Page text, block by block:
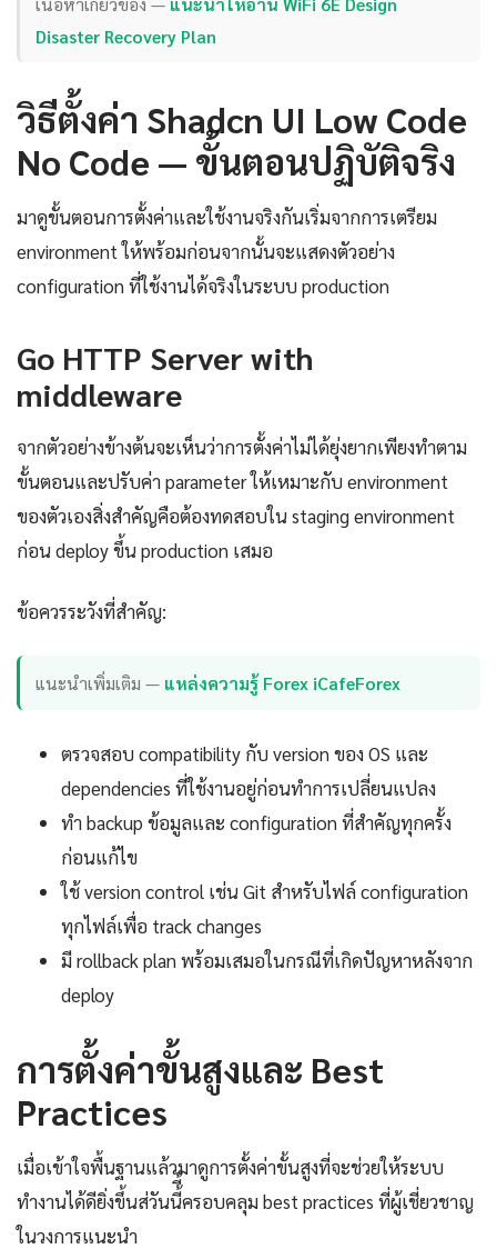
Disaster Recovery Plan
วิธีตั้งค่า Shadcn UI Low Code
No Code — ขั้นตอนปฏิบัติจริง
มาดูขั้นตอนการตั้งค่าและใช้งานจริงกันเริ่มจากการเตรียม
environment ให้พร้อมก่อนจากนั้นจะแสดงตัวอย่าง
configuration ที่ใช้งานได้จริงในระบบ production
Go HTTP Server with
middleware
จากตัวอย่างข้างต้นจะเห็นว่าการตั้งค่าไม่ได้ยุ่งยากเพียงทำตาม
ขั้นตอนและปรับค่า parameter ให้เหมาะกับ environment
ของตัวเองสิ่งสำคัญคือต้องทดสอบใน staging environment
ก่อน deploy ขึ้น production เสมอ
ข้อควรระวังที่สำคัญ:
แนะนำเพิ่มเติม — แหล่งความรู้ Forex iCafeForex
ตรวจสอบ compatibility กับ version ของ OS และ
dependencies ที่ใช้งานอยู่ก่อนทำการเปลี่ยนแปลง
ทำ backup ข้อมูลและ configuration ที่สำคัญทุกครั้ง
ก่อนแก้ไข
ใช้ version control เช่น Git สำหรับไฟล์ configuration
ทุกไฟล์เพื่อ track changes
มี rollback plan พร้อมเสมอในกรณีที่เกิดปัญหาหลังจาก
deploy
การตั้งค่าขั้นสูงและ Best
Practices
เมื่อเข้าใจพื้นฐานแล้วมาดูการตั้งค่าขั้นสูงที่จะช่วยให้ระบบ
ทำงานได้ดียิ่งขึ้นส่วันนี้ี้ครอบคลุม best practices ที่ผู้เชี่ยวชาญ
ในวงการแนะนำ